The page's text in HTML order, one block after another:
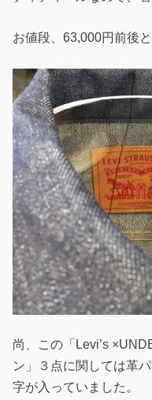
お値段、63,000円前後と
尚、この「Levi’s
ン」３点に関しては革
字が入っていました。